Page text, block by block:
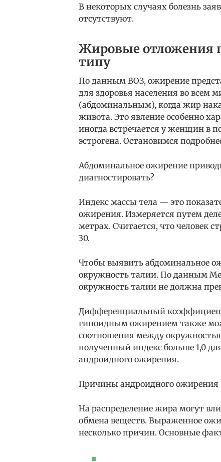
В некоторых случаях болезнь
отсутствуют.
Жировые отложения
типу
По данным ВОЗ, ожирение
для здоровья населения во
(абдоминальным), когда жир
живота. Это явление особенно
иногда встречается у женщин в
эстрогена. Остановимся
Абдоминальное ожирение
диагностировать?
Индекс массы тела — это
ожирения. Измеряется путем
метрах. Считается, что человек
30.
Чтобы выявить абдоминальное
окружность талии. По данным
окружность талии не должна
Дифференциальный
гиноидным ожирением также
соотношения между
полученный индекс больше 1,0
андроидного ожирения.
Причины андроидного ожирения
На распределение жира могут
обмена веществ. Выраженное
несколько причин. Основные